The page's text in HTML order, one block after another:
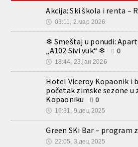
Akcija: Ski škola i renta –
🕔 03:11, 2.мар 2026
❄ Smeštaj u ponudi:
„A102 Sivi vuk“ ❄
0
🕔 18:44, 23.јан 2026
Hotel Viceroy Kopaonik i
početak zimske sezone u
Kopaoniku
0
🕔 16:31, 9.дец 2025
Green SKi Bar – program
🕔 22:05, 3.дец 2025